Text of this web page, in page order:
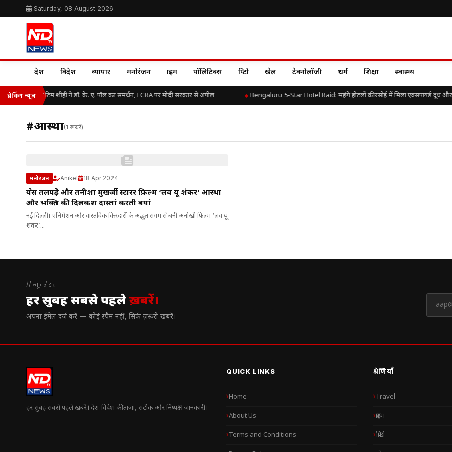
Saturday, 08 August 2026
देश विदेश व्यापार मनोरंजन क्राइम पॉलिटिक्स क्रिप्टो खेल टेक्नोलॉजी धर्म शिक्षा स्वास्थ्य
ब्रेकिंग न्यूज़
अमेरिकी सीनेटर टिम शीही ने डॉ. के. ए. पॉल का समर्थन, FCRA पर मोदी सरकार से अपील Bengaluru 5-Star Hotel Raid: महंगे होटलों की रसोई में मिला एक्सपायर्ड दूध
#आस्था(1 खबरें)
मनोरंजन Aniket 18 Apr 2024
श्रेयस तलपड़े और तनीशा मुखर्जी स्टारर फ़िल्म ‘लव यू शंकर’ आस्था
और भक्ति की दिलकश दास्तां करती बयां
नई दिल्ली। एनिमेशन और वास्तविक किरदारों के अद्भुत संगम से बनी अनोखी फ़िल्म ‘लव यू
शंकर’...
// न्यूज़लेटर
हर सुबह सबसे पहलेख़बरें।
अपना ईमेल दर्ज करें — कोई स्पैम नहीं, सिर्फ ज़रूरी खबरें।
हर सुबह सबसे पहले खबरें। देश-विदेश की ताज़ा, सटीक और निष्पक्ष जानकारी।
QUICK LINKS
Home
About Us
Terms and Conditions
श्रेणियाँ
Travel
क्राइम
क्रिप्टो